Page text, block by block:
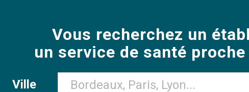
Vous recherchez un
un service de santé
Ville